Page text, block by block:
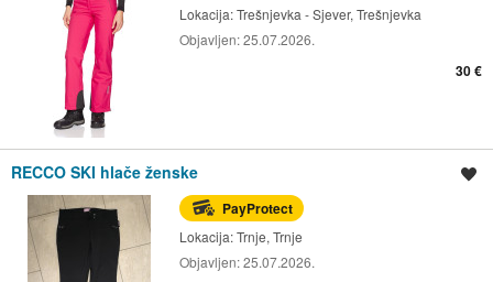
Lokacija:Trešnjevka - Sjever, Trešnjevka
Objavljen:25.07.2026.
30 €
RECCO SKI hlače ženske
PayProtect
Lokacija:Trnje, Trnje
Objavljen:25.07.2026.